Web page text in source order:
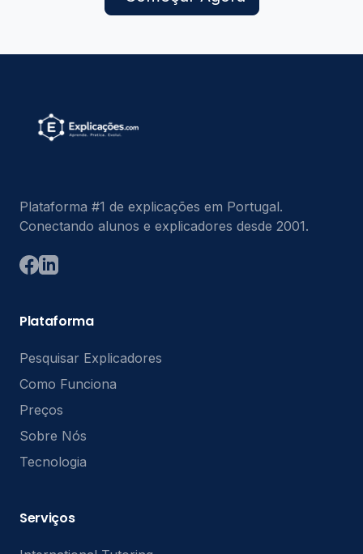
Plataforma #1 de explicações em Portugal.
Conectando alunos e explicadores desde 2001.
Plataforma
Pesquisar Explicadores
Como Funciona
Preços
Sobre Nós
Tecnologia
Serviços